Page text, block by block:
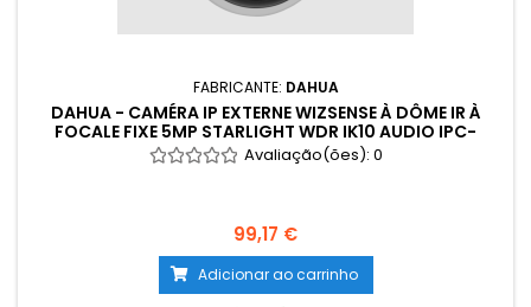
FABRICANTE: DAHUA
DAHUA - CAMÉRA IP EXTERNE WIZSENSE À DÔME IR À
FOCALE FIXE 5MP STARLIGHT WDR IK10 AUDIO IPC-
HDBW2541E-S
Avaliação(ões): 0
99,17 €
Adicionar ao carrinho